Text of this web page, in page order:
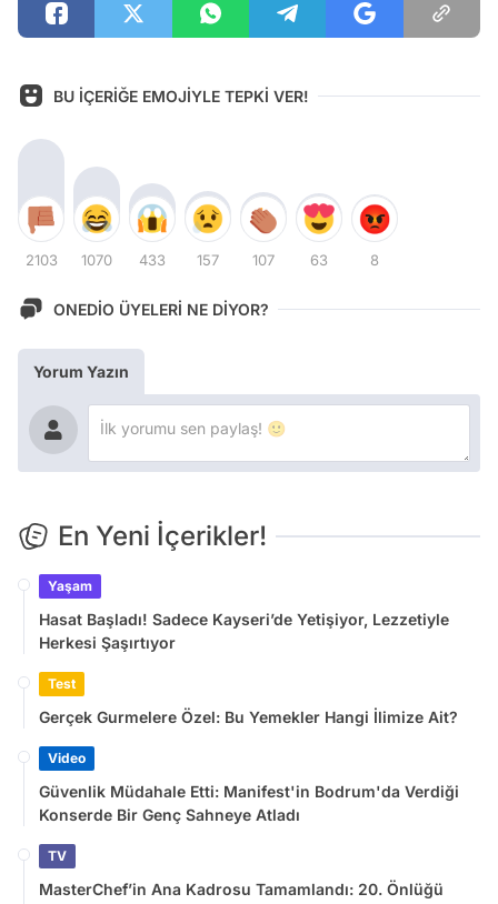
BU İÇERİĞE EMOJİYLE TEPKİ VER!
2103 1070 433 157 107 63 8
ONEDİO ÜYELERİ NE DİYOR?
Yorum Yazın
En Yeni İçerikler!
Yaşam
Hasat Başladı! Sadece Kayseri’de Yetişiyor, Lezzetiyle
Herkesi Şaşırtıyor
Test
Gerçek Gurmelere Özel: Bu Yemekler Hangi İlimize Ait?
Video
Güvenlik Müdahale Etti: Manifest'in Bodrum'da Verdiği
Konserde Bir Genç Sahneye Atladı
TV
MasterChef’in Ana Kadrosu Tamamlandı: 20. Önlüğü